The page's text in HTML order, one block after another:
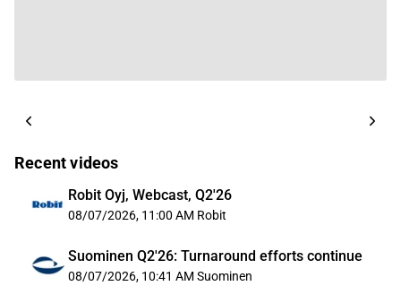
Recent videos
Robit Oyj, Webcast, Q2'26
08/07/2026, 11:00 AM Robit
Suominen Q2'26: Turnaround efforts continue
08/07/2026, 10:41 AM Suominen